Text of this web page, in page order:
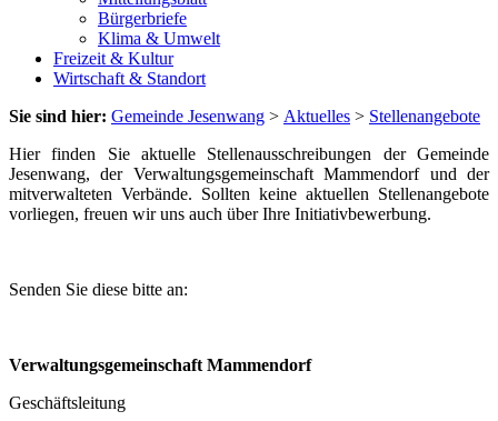
Bürgerbriefe
Klima & Umwelt
Freizeit & Kultur
Wirtschaft & Standort
Sie sind hier: Gemeinde Jesenwang > Aktuelles > Stellenangebote
Hier finden Sie aktuelle Stellenausschreibungen der Gemeinde
Jesenwang, der Verwaltungsgemeinschaft Mammendorf und der
mitverwalteten Verbände. Sollten keine aktuellen Stellenangebote
vorliegen, freuen wir uns auch über Ihre Initiativbewerbung.
Senden Sie diese bitte an:
Verwaltungsgemeinschaft Mammendorf
Geschäftsleitung